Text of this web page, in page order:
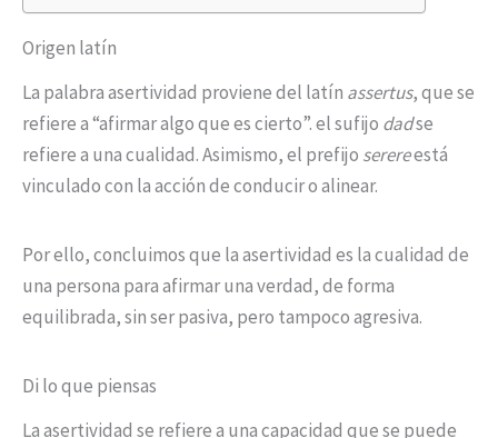
Origen latín
La palabra asertividad proviene del latín assertus, que se
refiere a “afirmar algo que es cierto”. el sufijo dadse
refiere a una cualidad. Asimismo, el prefijo serereestá
vinculado con la acción de conducir o alinear.
Por ello, concluimos que la asertividad es la cualidad de
una persona para afirmar una verdad, de forma
equilibrada, sin ser pasiva, pero tampoco agresiva.
Di lo que piensas
La asertividad se refiere a una capacidad que se puede